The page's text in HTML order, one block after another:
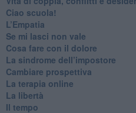
​Ciao scuola!
​L’Empatia
​Se mi lasci non vale
Cosa fare con il dolore
​La sindrome dell’impostore
​Cambiare prospettiva
La terapia online
La libertà
​Il tempo